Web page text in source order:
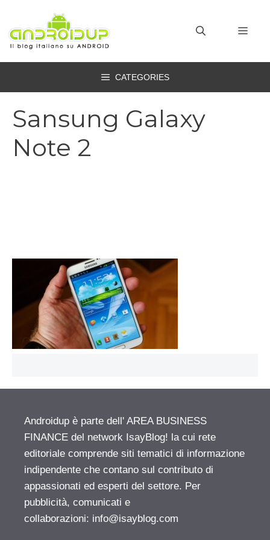
contenuto
CATEGORIES
Sansung Galaxy
Note 2
Androidup è parte dell' AREA BUSINESS
FINANCE del network IsayBlog! la cui rete
editoriale comprende siti tematici di informazione
indipendente che contano sul contributo di
appassionati ed esperti del settore. Per
pubblicità, comunicati e
collaborazioni: info@isayblog.com